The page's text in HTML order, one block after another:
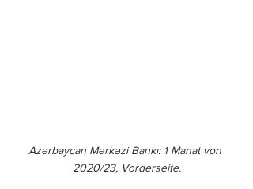
Azərbaycan Mərkəzi Bankı: 1 Manat von
2020/23, Vorderseite.